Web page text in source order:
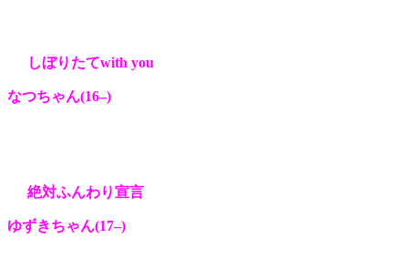
しぼりたてwith you
なつちゃん(16–)
絶対ふんわり宣言
ゆずきちゃん(17–)